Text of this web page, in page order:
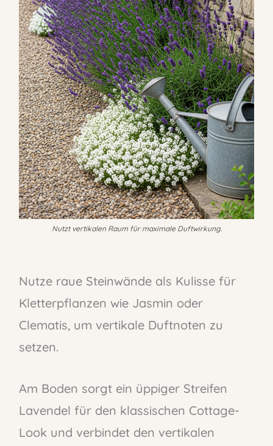
Nutzt vertikalen Raum für maximale Duftwirkung.
Nutze raue Steinwände als Kulisse für
Kletterpflanzen wie Jasmin oder
Clematis, um vertikale Duftnoten zu
setzen.
Am Boden sorgt ein üppiger Streifen
Lavendel für den klassischen Cottage-
Look und verbindet den vertikalen